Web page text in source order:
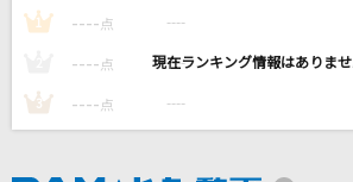
DAMの新曲・ランキングなど
1 ---- 点 ----
---- 点 ----
3 ---- 点 ----